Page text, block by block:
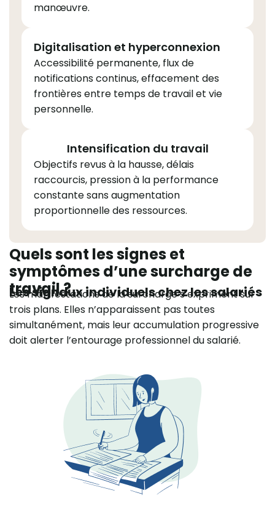
manœuvre.
Digitalisation et hyperconnexion
Accessibilité permanente, flux de
notifications continus, effacement des
frontières entre temps de travail et vie
personnelle.
Intensification du travail
Objectifs revus à la hausse, délais
raccourcis, pression à la performance
constante sans augmentation
proportionnelle des ressources.
Quels sont les signes et
symptômes d’une surcharge de
travail ?
Les signaux individuels chez les salariés
Les manifestations de la surcharge s’expriment sur
trois plans. Elles n’apparaissent pas toutes
simultanément, mais leur accumulation progressive
doit alerter l’entourage professionnel du salarié.